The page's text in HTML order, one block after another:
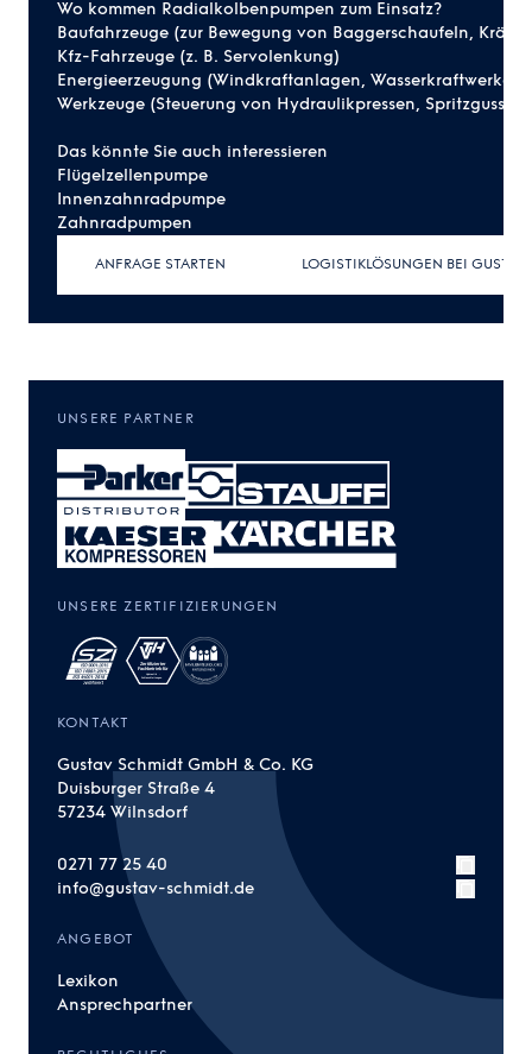
Wo kommen Radialkolbenpumpen zum Einsatz?
Baufahrzeuge (zur Bewegung von Baggerschaufeln,
Kfz-Fahrzeuge (z. B. Servolenkung)
Energieerzeugung (Windkraftanlagen, Wasserkraftwerke)
Werkzeuge (Steuerung von Hydraulikpressen,
Das könnte Sie auch interessieren
Flügelzellenpumpe
Innenzahnradpumpe
Zahnradpumpen
ANFRAGE STARTEN LOGISTIKLÖSUNGEN BEI GUSTAV
UNSERE PARTNER
UNSERE ZERTIFIZIERUNGEN
KONTAKT
Gustav Schmidt GmbH & Co. KG
Duisburger Straße 4
57234 Wilnsdorf
0271 77 25 40
info@gustav-schmidt.de
ANGEBOT
Lexikon
Ansprechpartner